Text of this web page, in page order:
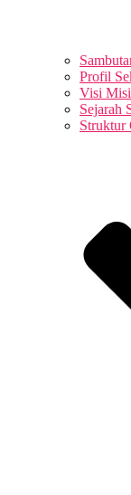
Profil
Visi Misi
Sejarah
Struktur